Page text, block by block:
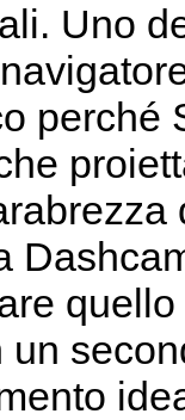
Uno
perché